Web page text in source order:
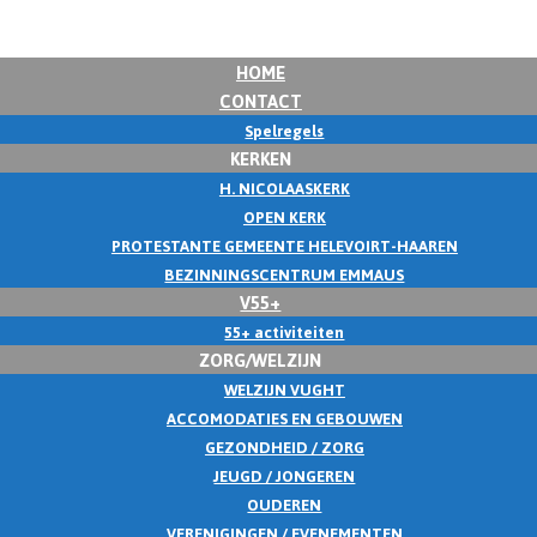
HOME
CONTACT
Spelregels
KERKEN
H. NICOLAASKERK
OPEN KERK
PROTESTANTE GEMEENTE HELEVOIRT-HAAREN
BEZINNINGSCENTRUM EMMAUS
V55+
55+ activiteiten
ZORG/WELZIJN
WELZIJN VUGHT
ACCOMODATIES EN GEBOUWEN
GEZONDHEID / ZORG
JEUGD / JONGEREN
OUDEREN